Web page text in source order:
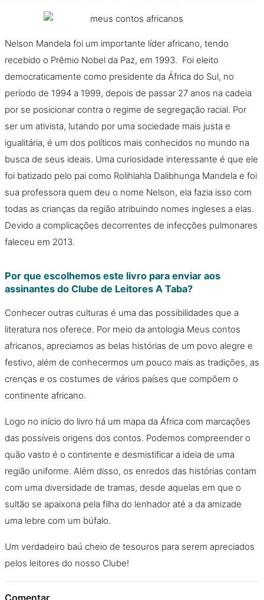
Nelson Mandela foi um importante líder africano, tendo
recebido o Prêmio Nobel da Paz, em 1993. Foi eleito
democraticamente como presidente da África do Sul, no
período de 1994 a 1999, depois de passar 27 anos na cadeia
por se posicionar contra o regime de segregação racial. Por
ser um ativista, lutando por uma sociedade mais justa e
igualitária, é um dos políticos mais conhecidos no mundo na
busca de seus ideais. Uma curiosidade interessante é que ele
foi batizado pelo pai como Rolihlahla Dalibhunga Mandela e foi
sua professora quem deu o nome Nelson, ela fazia isso com
todas as crianças da região atribuindo nomes ingleses a elas.
Devido a complicações decorrentes de infecções pulmonares
faleceu em 2013.
Por que escolhemos este livro para enviar aos
assinantes do Clube de Leitores A Taba?
Conhecer outras culturas é uma das possibilidades que a
literatura nos oferece. Por meio da antologia Meus contos
africanos, apreciamos as belas histórias de um povo alegre e
festivo, além de conhecermos um pouco mais as tradições, as
crenças e os costumes de vários países que compõem o
continente africano.
Logo no início do livro há um mapa da África com marcações
das possíveis origens dos contos. Podemos compreender o
quão vasto é o continente e desmistificar a ideia de uma
região uniforme. Além disso, os enredos das histórias contam
com uma diversidade de tramas, desde aquelas em que o
sultão se apaixona pela filha do lenhador até a da amizade
uma lebre com um búfalo.
Um verdadeiro baú cheio de tesouros para serem apreciados
pelos leitores do nosso Clube!
Comentar